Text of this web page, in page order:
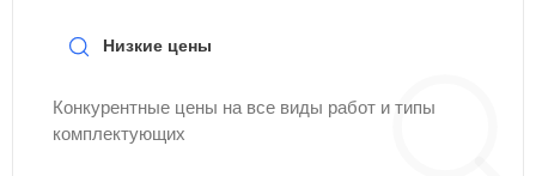
Низкие цены
Конкурентные цены на все виды работ и типы
комплектующих